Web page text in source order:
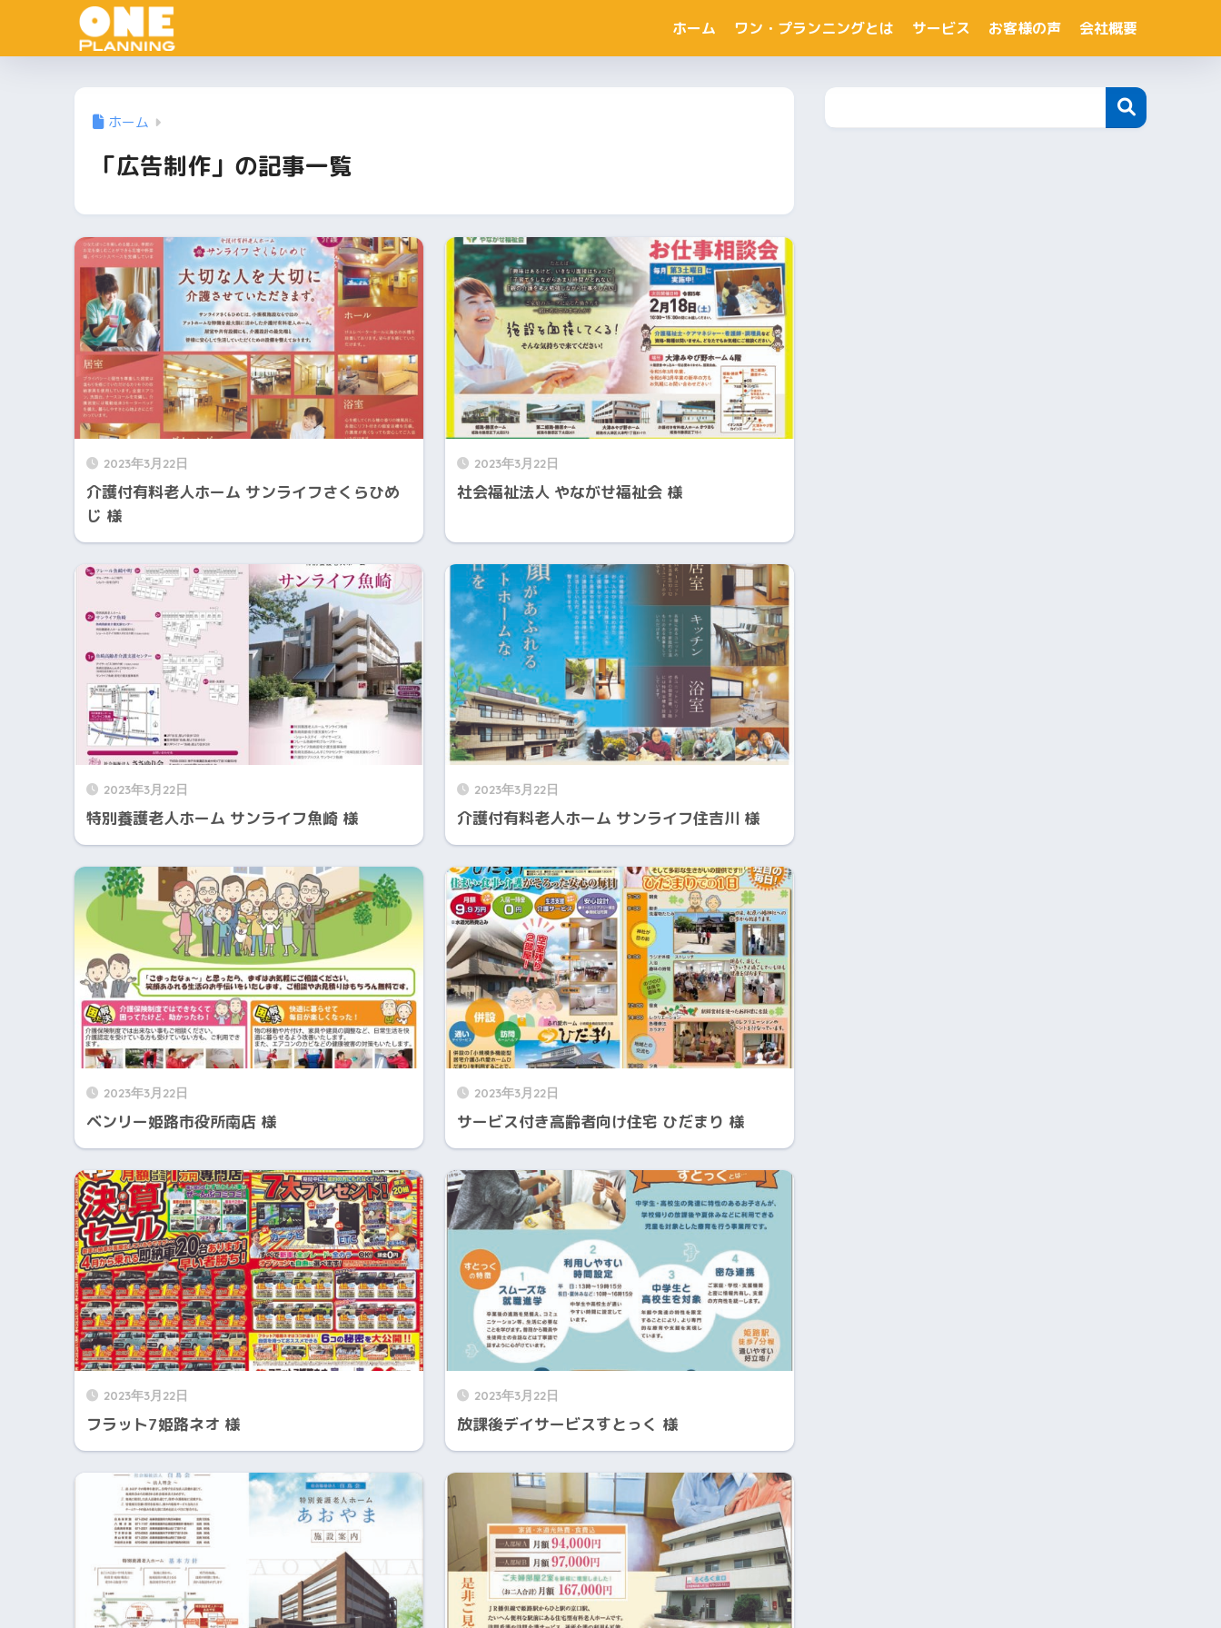
ホーム ワン・プランニングとは サービス お客様の声 会社概要
ホーム
「広告制作」の記事一覧
2023年3月22日
介護付有料老人ホーム サンライフさくらひめ
じ 様
2023年3月22日
社会福祉法人 やながせ福祉会 様
2023年3月22日
特別養護老人ホーム サンライフ魚崎 様
2023年3月22日
介護付有料老人ホーム サンライフ住吉川 様
2023年3月22日
ベンリー姫路市役所南店 様
2023年3月22日
サービス付き高齢者向け住宅 ひだまり 様
2023年3月22日
フラット7姫路ネオ 様
2023年3月22日
放課後デイサービスすとっく 様